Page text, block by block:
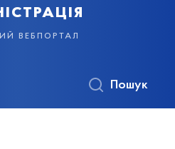
вебпортал
Пошук